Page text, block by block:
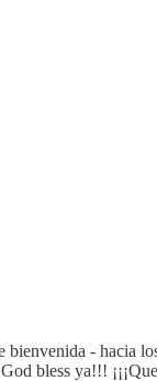
- hacia
bless ya!!!